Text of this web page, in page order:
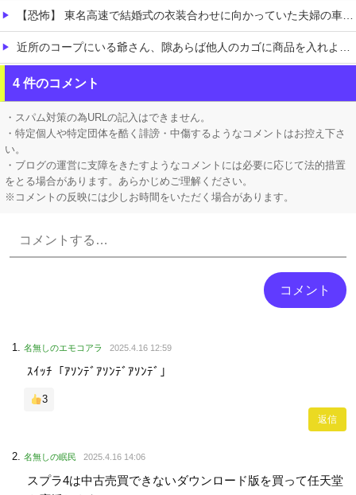
【恐怖】 東名高速で結婚式の衣装合わせに向かっていた夫婦の車に何度も何度も追突した60歳の男がヤバすぎる…こんなのに遭遇したらどうすればいいの？
近所のコープにいる爺さん、隙あらば他人のカゴに商品を入れようとする
アメリカが為替介入に協調しちゃったよ
にじさんじ「緑仙」謝罪と募集を一緒にして怒られる「VTuberが歌ってこなかった埋もれた曲」ボカロPの抗議で歌ってみた非公開になること心配する声
4 件のコメント
・スパム対策の為URLの記入はできません。
・特定個人や特定団体を酷く誹謗・中傷するようなコメントはお控え下さ
い。
・ブログの運営に支障をきたすようなコメントには必要に応じて法的措置
をとる場合があります。あらかじめご理解ください。
※コメントの反映には少しお時間をいただく場合があります。
名無しのエモコアラ 2025.4.16 12:59
ｽｲｯﾁ「ｱｿﾝﾃﾞｱｿﾝﾃﾞｱｿﾝﾃﾞ」
3
返信
名無しの眠民 2025.4.16 14:06
スプラ4は中古売買できないダウンロード版を買って任天堂